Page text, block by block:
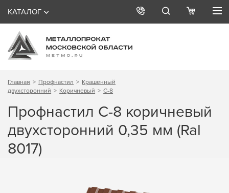
КАТАЛОГ
Главная Профнастил
Крашенный
двухсторонний
Коричневый С-8
Профнастил С-8 коричневый
двухсторонний 0,35 мм (Ral
8017)